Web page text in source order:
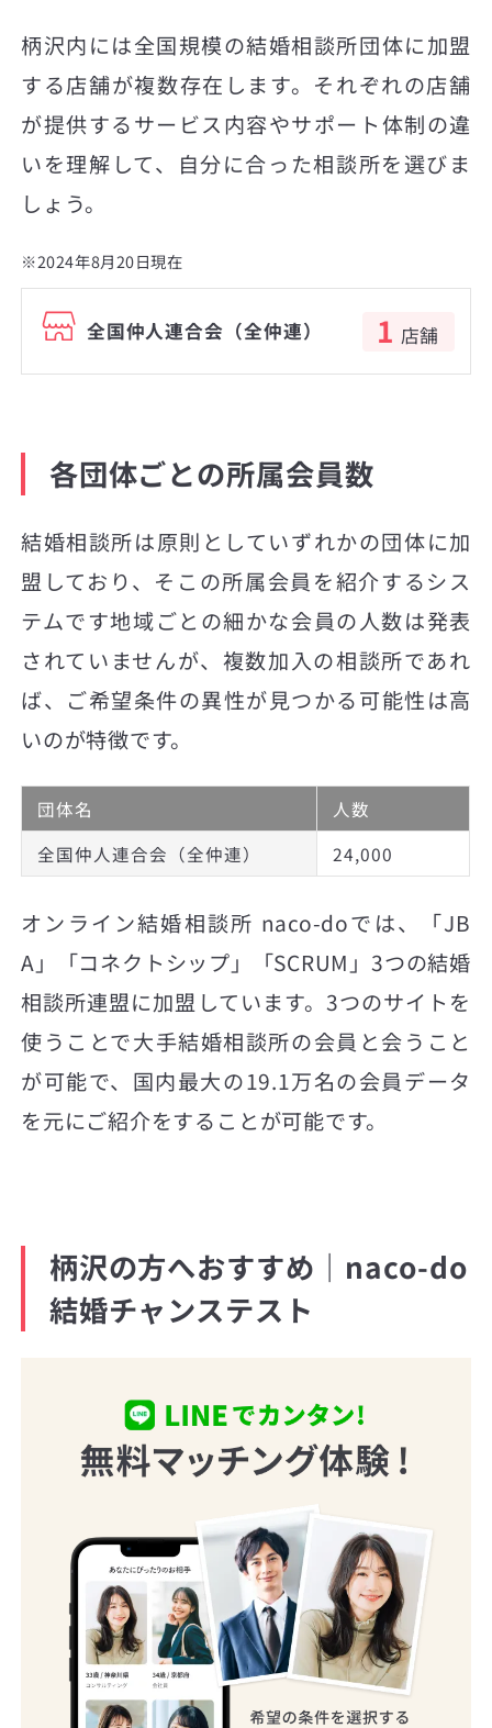
柄沢内には全国規模の結婚相談所団体に加盟
する店舗が複数存在します。それぞれの店舗
が提供するサービス内容やサポート体制の違
いを理解して、自分に合った相談所を選びま
しょう。
※2024年8月20日現在
全国仲人連合会（全仲連） 1 店舗
各団体ごとの所属会員数
結婚相談所は原則としていずれかの団体に加
盟しており、そこの所属会員を紹介するシス
テムです地域ごとの細かな会員の人数は発表
されていませんが、複数加入の相談所であれ
ば、ご希望条件の異性が見つかる可能性は高
いのが特徴です。
団体名
人数
全国仲人連合会（全仲連）
24,000
オンライン結婚相談所 naco-doでは、「JB
A」「コネクトシップ」「SCRUM」3つの結婚
相談所連盟に加盟しています。3つのサイトを
使うことで大手結婚相談所の会員と会うこと
が可能で、国内最大の19.1万名の会員データ
を元にご紹介をすることが可能です。
柄沢の方へおすすめ｜naco-do
結婚チャンステスト